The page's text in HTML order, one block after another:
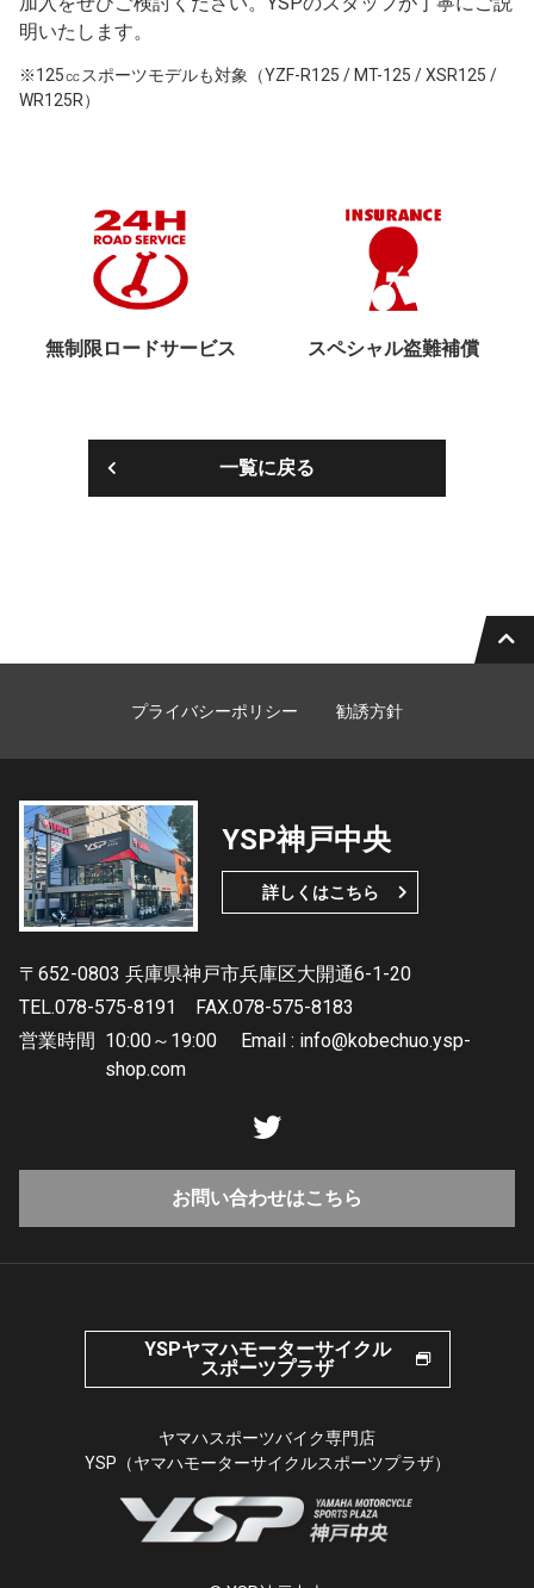
明いたします。
※125㏄スポーツモデルも対象（YZF-R125 / MT-125 / XSR125 /
WR125R）
無制限ロードサービス スペシャル盗難補償
一覧に戻る
プライバシーポリシー 勧誘方針
YSP神戸中央
詳しくはこちら
〒652-0803 兵庫県神戸市兵庫区大開通6-1-20
TEL.078-575-8191
FAX.078-575-8183
営業時間 10:00～19:00 Email : info@kobechuo.ysp-
shop.com
お問い合わせはこちら
YSPヤマハモーターサイクル
スポーツプラザ
ヤマハスポーツバイク専門店
YSP（ヤマハモーターサイクルスポーツプラザ）